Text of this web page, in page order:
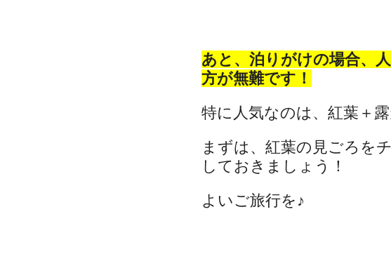
あと、泊りがけの場合、
方が無難です！
特に人気なのは、紅葉＋露
まずは、紅葉の見ごろを
しておきましょう！
よいご旅行を♪